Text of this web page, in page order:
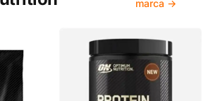
marca →